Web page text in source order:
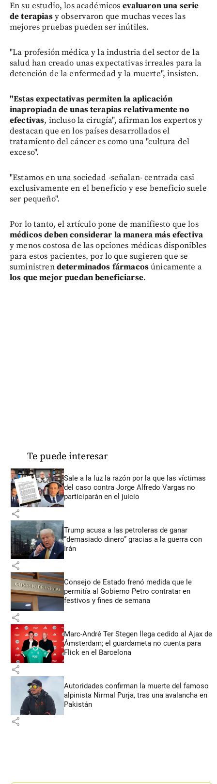
En su estudio, los académicos evaluaron una serie
de terapiasy observaron que muchas veces las
mejores pruebas pueden ser inútiles.
"La profesión médica y la industria del sector de la
salud han creado unas expectativas irreales para la
detención de la enfermedad y la muerte", insisten.
"Estas expectativas permiten la aplicación
inapropiada de unas terapias relativamente no
efectivas, incluso la cirugía", afirman los expertos y
destacan que en los países desarrollados el
tratamiento del cáncer es como una "cultura del
exceso".
"Estamos en una sociedad -señalan- centrada casi
exclusivamente en el beneficio y ese beneficio suele
ser pequeño".
Por lo tanto, el artículo pone de manifiesto que los
médicos deben considerar la manera más efectiva
y menos costosa de las opciones médicas disponibles
para estos pacientes, por lo que sugieren que se
suministrendeterminados fármacosúnicamente a
los que mejor puedan beneficiarse.
Te puede interesar
Sale a la luz la razón por la que las víctimas
del caso contra Jorge Alfredo Vargas no
participarán en el juicio
share
Trump acusa a las petroleras de ganar
“demasiado dinero” gracias a la guerra con
Irán
share
Consejo de Estado frenó medida que le
permitía al Gobierno Petro contratar en
festivos y fines de semana
share
Marc-André Ter Stegen llega cedido al Ajax de
Ámsterdam; el guardameta no cuenta para
Flick en el Barcelona
share
Autoridades confirman la muerte del famoso
alpinista Nirmal Purja, tras una avalancha en
Pakistán
share